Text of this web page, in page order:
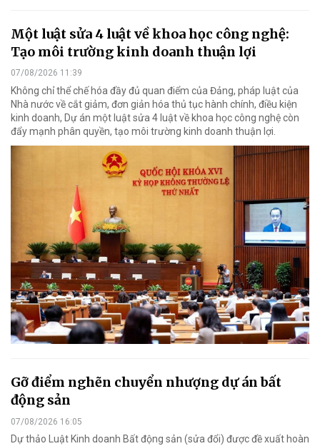
Một luật sửa 4 luật về khoa học công nghệ:
Tạo môi trường kinh doanh thuận lợi
07/08/2026 11:39
Không chỉ thể chế hóa đầy đủ quan điểm của Đảng, pháp luật của
Nhà nước về cắt giảm, đơn giản hóa thủ tục hành chính, điều kiện
kinh doanh, Dự án một luật sửa 4 luật về khoa học công nghệ còn
đẩy mạnh phân quyền, tạo môi trường kinh doanh thuận lợi.
Gỡ điểm nghẽn chuyển nhượng dự án bất
động sản
07/08/2026 16:05
Dự thảo Luật Kinh doanh Bất động sản (sửa đổi) được đề xuất hoàn